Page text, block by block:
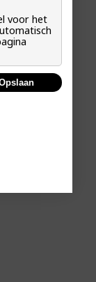
voor het